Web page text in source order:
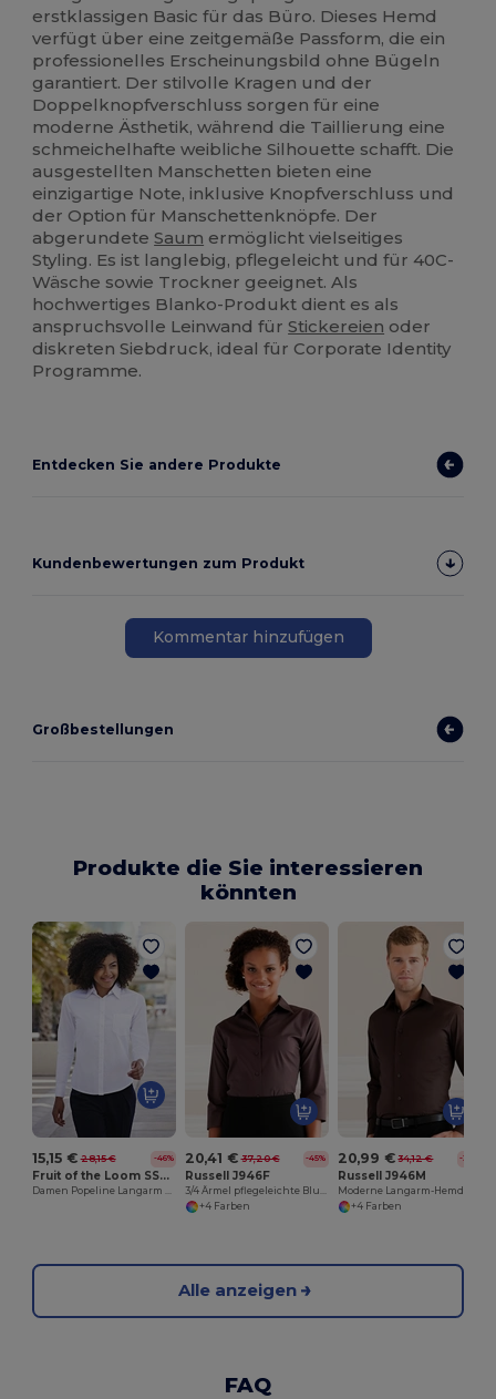
erstklassigen Basic für das Büro. Dieses Hemd
verfügt über eine zeitgemäße Passform, die ein
professionelles Erscheinungsbild ohne Bügeln
garantiert. Der stilvolle Kragen und der
Doppelknopfverschluss sorgen für eine
moderne Ästhetik, während die Taillierung eine
schmeichelhafte weibliche Silhouette schafft. Die
ausgestellten Manschetten bieten eine
einzigartige Note, inklusive Knopfverschluss und
der Option für Manschettenknöpfe. Der
abgerundeteSaum ermöglicht vielseitiges
Styling. Es ist langlebig, pflegeleicht und für 40C-
Wäsche sowie Trockner geeignet. Als
hochwertiges Blanko-Produkt dient es als
anspruchsvolle Leinwand fürStickereien oder
diskreten Siebdruck, ideal für Corporate Identity
Programme.
Entdecken Sie andere Produkte
Kundenbewertungen zum Produkt
Kommentar hinzufügen
Großbestellungen
Produkte die Sie interessieren
könnten
15,15 € 28,15 € -46%
Fruit of the Loom SS012
20,41 € 37,20 € -45%
Russell J946F
+4 Farben
20,99 € 34,12 € -38%
Russell J946M
+4 Farben
Alle anzeigen
FAQ